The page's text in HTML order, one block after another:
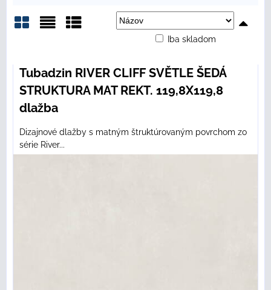
Iba skladom
Tubadzin RIVER CLIFF SVĚTLE ŠEDÁ
STRUKTURA MAT REKT. 119,8X119,8
dlažba
Dizajnové dlažby s matným štruktúrovaným povrchom zo
série River...